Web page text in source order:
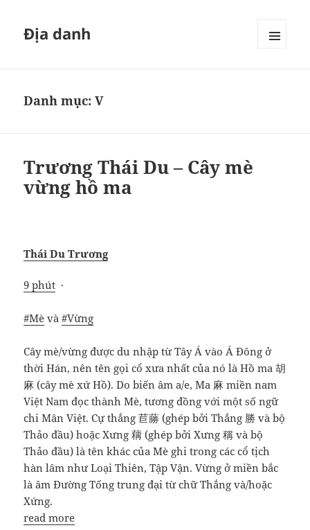
Địa danh
Danh mục:V
Trương Thái Du – Cây mè
vừng hồ ma
Thái Du Trương
9 phút ·
#Mè và#Vừng
Cây mè/vừng được du nhập từ Tây Á vào Á Đông ở
thời Hán, nên tên gọi cổ xưa nhất của nó là Hồ ma 胡
麻 (cây mè xứ Hồ). Do biến âm a/e, Ma 麻 miền nam
Việt Nam đọc thành Mè, tương đồng với một số ngữ
chi Mân Việt. Cự thắng 苣蕂 (ghép bởi Thắng 勝 và bộ
Thảo đầu) hoặc Xưng 䕝 (ghép bởi Xưng 稱 và bộ
Thảo đầu) là tên khác của Mè ghi trong các cổ tịch
hàn lâm như Loại Thiên, Tập Vận. Vừng ở miền bắc
là âm Đường Tống trung đại từ chữ Thắng và/hoặc
Xứng.
read more